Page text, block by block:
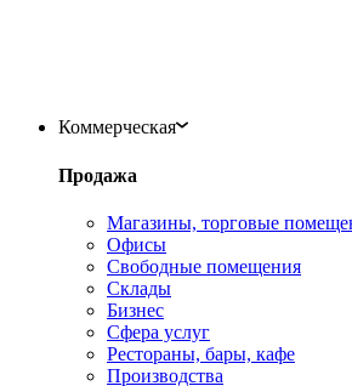
Коммерческая
Продажа
Магазины, торговые
Офисы
Свободные помещения
Склады
Бизнес
Сфера услуг
Рестораны, бары, кафе
Производства